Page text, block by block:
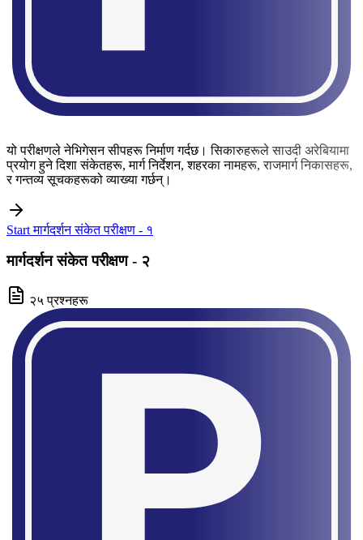
यो परीक्षणले नेभिगेसन सीपहरू निर्माण गर्दछ। सिकारुहरूले साउदी अरेबियामा
प्रयोग हुने दिशा संकेतहरू, मार्ग निर्देशन, शहरका नामहरू, राजमार्ग निकासहरू,
र गन्तव्य सूचकहरूको व्याख्या गर्छन्।
Start मार्गदर्शन संकेत परीक्षण - १
मार्गदर्शन संकेत परीक्षण - २
२५ प्रश्नहरू